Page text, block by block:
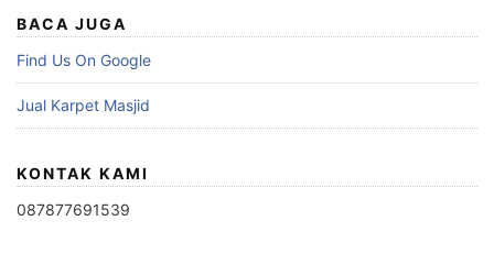
BACA JUGA
Find Us On Google
Jual Karpet Masjid
KONTAK KAMI
087877691539